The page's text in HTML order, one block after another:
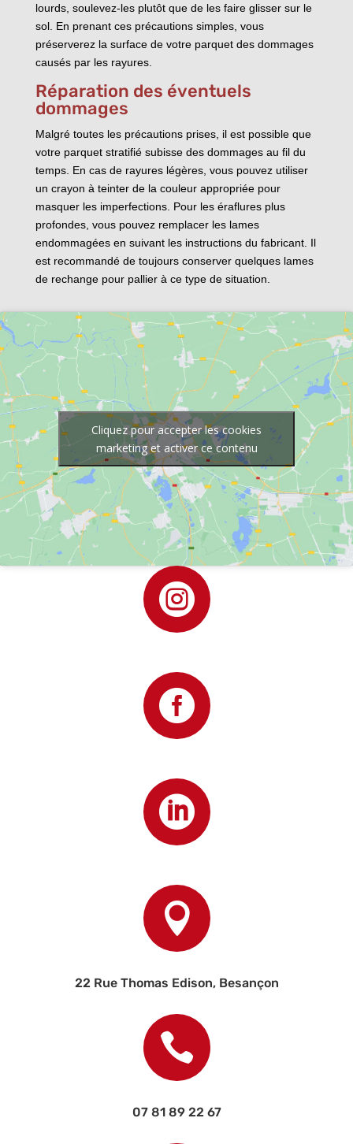
lourds, soulevez-les plutôt que de les faire glisser sur le
sol. En prenant ces précautions simples, vous
préserverez la surface de votre parquet des dommages
causés par les rayures.
Réparation des éventuels
dommages
Malgré toutes les précautions prises, il est possible que
votre parquet stratifié subisse des dommages au fil du
temps. En cas de rayures légères, vous pouvez utiliser
un crayon à teinter de la couleur appropriée pour
masquer les imperfections. Pour les éraflures plus
profondes, vous pouvez remplacer les lames
endommagées en suivant les instructions du fabricant. Il
est recommandé de toujours conserver quelques lames
de rechange pour pallier à ce type de situation.
Cliquez pour accepter les cookies
marketing et activer ce contenu




22 Rue Thomas Edison, Besançon

07 81 89 22 67